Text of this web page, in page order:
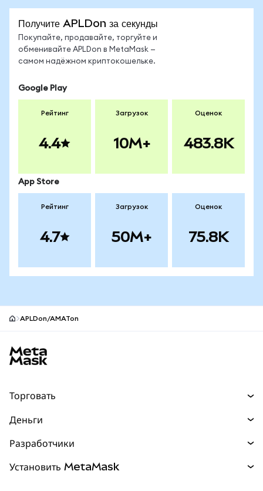
Получите APLDon за секунды
Покупайте, продавайте, торгуйте и
обменивайте APLDon в MetaMask —
самом надёжном криптокошельке.
Google Play
Рейтинг
4.4
Загрузок
10M+
Оценок
483.8K
App Store
Рейтинг
4.7
Загрузок
50M+
Оценок
75.8K
APLDon/AMATon
Торговать
Прогнозы
Перпы НОВИНКА
Деньги
mUSD
Разработчики
Установить MetaMask